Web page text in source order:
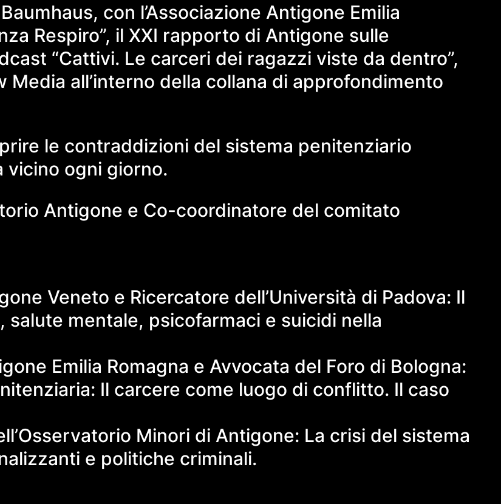
con l’Associazione Antigone Emilia
Respiro”, il XXI rapporto di Antigone sulle
“Cattivi. Le carceri dei ragazzi viste da dentro”,
all’interno della collana di approfondimento
le contraddizioni del sistema penitenziario
vicino ogni giorno.
Antigone e Co-coordinatore del comitato
Veneto e Ricercatore dell’Università di Padova: Il
mentale, psicofarmaci e suicidi nella
Emilia Romagna e Avvocata del Foro di Bologna:
Il carcere come luogo di conflitto. Il caso
Minori di Antigone: La crisi del sistema
e politiche criminali.